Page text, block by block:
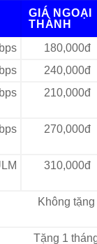
GIÁ NGOẠI
THÀNH
180,000đ
240,000đ
210,000đ
270,000đ
310,000đ
Không
Tặng 1